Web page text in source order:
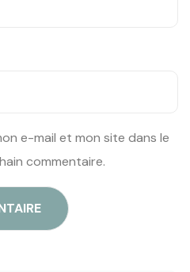
e-mail et mon site dans le
commentaire.